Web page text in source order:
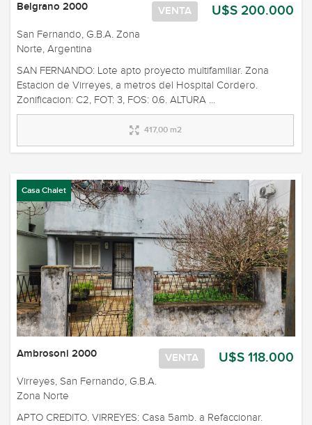
U$S 200.000
VENTA
Belgrano 2000
San Fernando, G.B.A. Zona
Norte, Argentina
SAN FERNANDO: Lote apto proyecto multifamiliar. Zona
Estacion de Virreyes, a metros del Hospital Cordero.
Zonificacion: C2, FOT: 3, FOS: 0.6. ALTURA ...
417,00 m2
Casa Chalet
U$S 118.000
VENTA
Ambrosoni 2000
Virreyes, San Fernando, G.B.A.
Zona Norte
APTO CREDITO. VIRREYES: Casa 5amb. a Refaccionar.